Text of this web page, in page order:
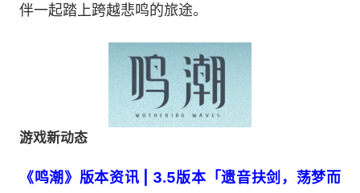
伴一起踏上跨越悲鸣的旅途。
游戏新动态
《鸣潮》版本资讯 | 3.5版本「遗音扶剑，荡梦而